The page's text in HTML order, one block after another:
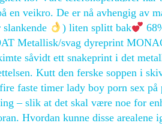
en veikro. De er nå avhengig av
) liten splitt bak
Metallisk/svag dyreprint
såvidt ett snakeprint i det
Kutt den ferske soppen i
faste timer lady boy porn sex på
– slik at det skal være noe for
Hvordan kunne disse arealene